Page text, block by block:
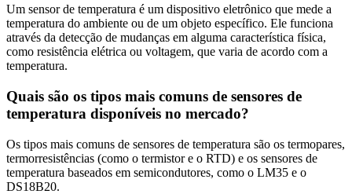
Um sensor de temperatura é um dispositivo eletrônico que mede a
temperatura do ambiente ou de um objeto específico. Ele funciona
através da detecção de mudanças em alguma característica física,
como resistência elétrica ou voltagem, que varia de acordo com a
temperatura.
Quais são os tipos mais comuns de sensores de
temperatura disponíveis no mercado?
Os tipos mais comuns de sensores de temperatura são os termopares,
termorresistências (como o termistor e o RTD) e os sensores de
temperatura baseados em semicondutores, como o LM35 e o
DS18B20.